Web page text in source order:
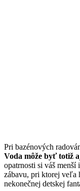
Pri bazénových
Voda môže byť totiž
opatrnosti si váš
zábavu, pri ktorej veľa
nekonečnej detskej